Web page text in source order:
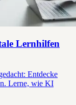
Lernhilfen
Entdecke
Lerne, wie KI